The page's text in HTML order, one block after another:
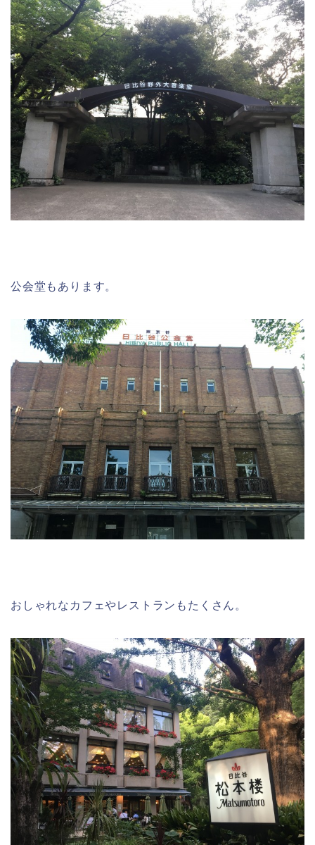
公会堂もあります。
おしゃれなカフェやレストランもたくさん。